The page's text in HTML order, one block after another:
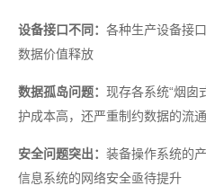
设备接口不同： 各种生产设备接
数据价值释放
数据孤岛问题： 现存各系统“烟囱
护成本高，还严重制约数据的流
安全问题突出： 装备操作系统的
信息系统的网络安全亟待提升